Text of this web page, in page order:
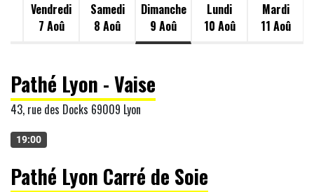
Vendredi
7 Aoû
Samedi
8 Aoû
Dimanche
9 Aoû
Lundi
10 Aoû
Mardi
11 Aoû
Pathé Lyon - Vaise
43, rue des Docks 69009 Lyon
19:00
Pathé Lyon Carré de Soie